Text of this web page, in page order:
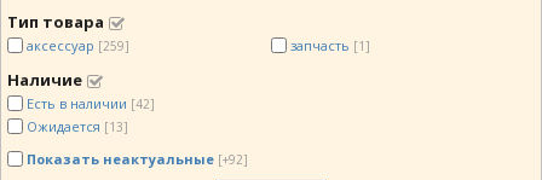
Тип товара
аксессуар [259] запчасть [1]
Наличие
Есть в наличии [42]
Ожидается [13]
Показать неактуальные [+92]